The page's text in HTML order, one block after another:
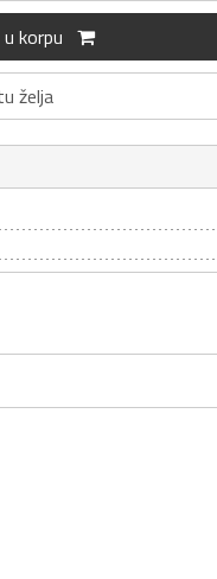
u korpu
želja